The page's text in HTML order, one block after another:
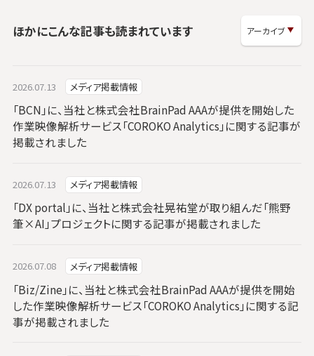
ほかにこんな記事も読まれています
2026.07.13 メディア掲載情報
「BCN」に、当社と株式会社BrainPad AAAが提供を開始した
作業映像解析サービス「COROKO Analytics」に関する記事が
掲載されました
2026.07.13 メディア掲載情報
「DX portal」に、当社と株式会社晃祐堂が取り組んだ「熊野
筆×AI」プロジェクトに関する記事が掲載されました
2026.07.08 メディア掲載情報
「Biz/Zine」に、当社と株式会社BrainPad AAAが提供を開始
した作業映像解析サービス「COROKO Analytics」に関する記
事が掲載されました